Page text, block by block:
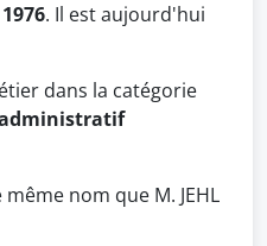
. Il est aujourd'hui
dans la catégorie
nom que M. JEHL